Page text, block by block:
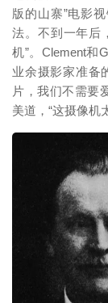
版的山寨”电影
法。不到一年后
机”。Clement和
业余摄影家准备
片，我们不需要
美道，“这摄像机
映